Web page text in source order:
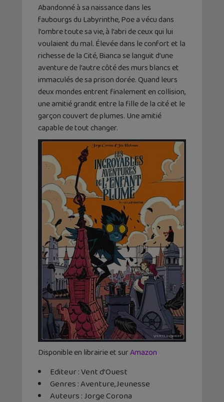
Abandonné à sa naissance dans les
faubourgs du Labyrinthe, Poe a vécu dans
l’ombre toute sa vie, à l’abri de ceux qui lui
voulaient du mal. Élevée dans le confort et la
richesse de la Cité, Bianca se languit d’une
aventure de l’autre côté des murs blancs et
immaculés de sa prison dorée. Quand leurs
deux mondes entrent finalement en collision,
une amitié grandit entre la fille de la cité et le
garçon couvert de plumes. Une amitié
capable de tout changer.
Disponible en librairie et surAmazon
Editeur : Vent d’Ouest
Genres : Aventure,Jeunesse
Auteurs : Jorge Corona